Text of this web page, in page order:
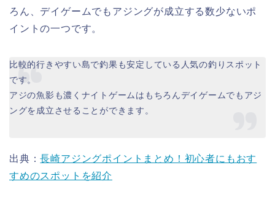
ろん、デイゲームでもアジングが成立する数少ないポ
イントの一つです。
比較的行きやすい島で釣果も安定している人気の釣りスポット
です。
アジの魚影も濃くナイトゲームはもちろんデイゲームでもアジ
ングを成立させることができます。
出典：長崎アジングポイントまとめ！初心者にもおす
すめのスポットを紹介